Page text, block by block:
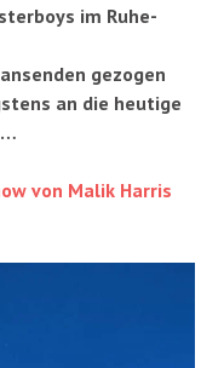
im Ruhe-
gezogen
an die heutige
von Malik Harris